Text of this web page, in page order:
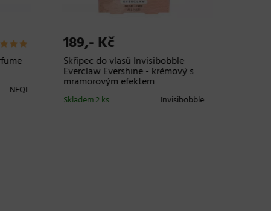
NEQI
189,- Kč
Skřipec do vlasů Invisibobble
Everclaw Evershine - krémový s
mramorovým efektem
Invisibobble
Skladem 2 ks